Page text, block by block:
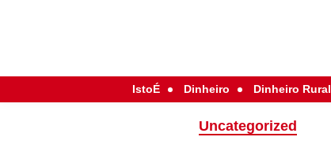
IstoÉ Dinheiro Dinheiro Rural
Uncategorized